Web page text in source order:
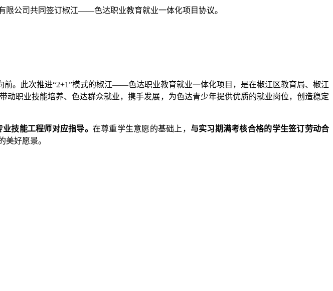
限公司共同签订椒江——色达职业教育就业一体化项目协议。
前。此次推进“2+1”模式的椒江——色达职业教育就业一体化项目，是在椒江区教育局、椒江
职业技能培养、色达群众就业，携手发展，为色达青少年提供优质的就业岗位，创造稳定
技能工程师对应指导。 在尊重学生意愿的基础上， 与实习期满考核合格的学生签订劳动合
美好愿景。